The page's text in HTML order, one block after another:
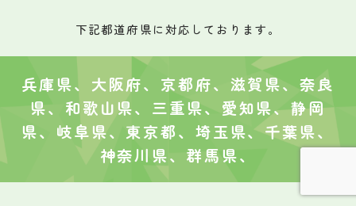
下記都道府県に対応しております。
兵庫県、大阪府、京都府、滋賀県、奈良
県、和歌山県、三重県、愛知県、静岡
県、岐阜県、東京都、埼玉県、千葉県、
神奈川県、群馬県、